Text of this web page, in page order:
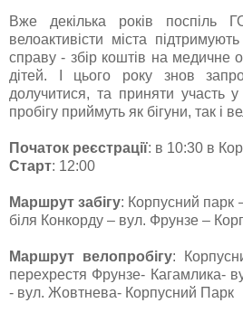
Вже декілька років поспіль
велоактивісти міста
справу - збір коштів на медичне
дітей. І цього року знов
долучитися, та приняти участь
пробігу приймуть як бігуни, так і
Початок реєстрації: в 10:30 в
Старт: 12:00
Маршрут забігу: Корпусний парк
біля Конкорду – вул. Фрунзе –
Маршрут велопробігу:
перехрестя Фрунзе- Кагамлика-
- вул. Жовтнева- Корпусний Парк